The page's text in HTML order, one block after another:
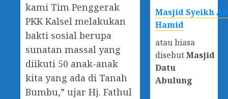
kami Tim Penggerak
PKK Kalsel melakukan
bakti sosial berupa
sunatan massal yang
diikuti 50 anak-anak
kita yang ada di Tanah
Bumbu,” ujar Hj. Fathul
Masjid Syeikh
Hamid
atau biasa
disebutMasjid
Datu
Abulung